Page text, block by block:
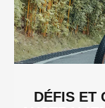
DÉFIS ET